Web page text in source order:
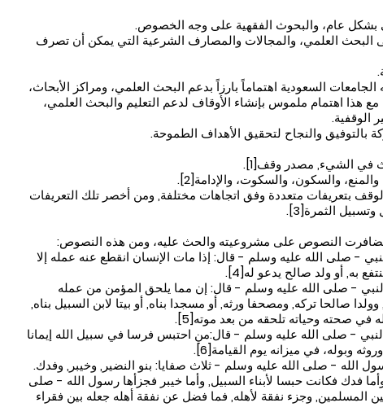
البحث العلمي، والمجالات والمصارف الشرعية التي يمكن أن تصرف
السعودية اهتماماً بارزاً بدعم البحث العلمي، ومراكز الأبحاث،
هذا اهتمام ملموس بإنشاء الأوقاف لدعم التعليم والبحث العلمي،
الوقفية.
بالتوفيق والنجاح لتحقيق الأهداف الطموحة.
في الشيء, مصدر وقف[1].
والسكون، والسكوت، والإدامة[2].
بتعريفات متعددة وفق اتجاهات مختلفة, ومن أخصر تلك التعريفات
الثمرة[3].
النصوص على مشروعيته والحث عليه، ومن هذه النصوص:
- صلى الله عليه وسلم - قال: إذا مات الإنسان انقطع عنه عمله إلا
به, أو ولد صالح يدعو له[4].
- صلى الله عليه وسلم - قال: إن مما يلحق المؤمن من عمله
صالحا تركه, ومصحفا ورثه, أو مسجدا بناه, أو بيتا لابن السبيل بناه,
في صحته وحياته تلحقه من بعد موته[5].
- صلى الله عليه وسلم - قال:من احتبس فرسا في سبيل الله إيمانا
وبوله، في ميزانه يوم القيامة[6].
الله - صلى الله عليه وسلم - ثلاث صفايا: بنو النضير, وخيبر, وفدك.
وأما فدك فكانت حبسا لأبناء السبيل, وأما خيبر فجزأها رسول الله - صلى
المسلمين, وجزء نفقة لأهله, فما فضل عن نفقة أهله جعله بين فقراء